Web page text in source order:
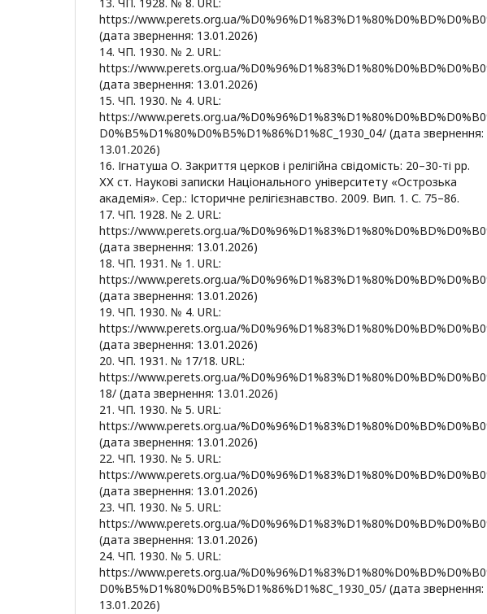
https://www.perets.org.ua/
(дата звернення: 13.01.2026)
14. ЧП. 1930. № 2. URL:
https://www.perets.org.ua/
(дата звернення: 13.01.2026)
15. ЧП. 1930. № 4. URL:
https://www.perets.org.ua/
D0%B5%D1%80%D0%B5%D1%86%D1%8C_1930_04/ (дата звернення:
13.01.2026)
16. Ігнатуша О. Закриття церков і релігійна свідомість: 20–30-ті рр.
ХХ ст. Наукові записки Національного університету «Острозька
академія». Сер.: Історичне релігієзнавство. 2009. Вип. 1. С. 75–86.
17. ЧП. 1928. № 2. URL:
https://www.perets.org.ua/
(дата звернення: 13.01.2026)
18. ЧП. 1931. № 1. URL:
https://www.perets.org.ua/
(дата звернення: 13.01.2026)
19. ЧП. 1930. № 4. URL:
https://www.perets.org.ua/
(дата звернення: 13.01.2026)
20. ЧП. 1931. № 17/18. URL:
https://www.perets.org.ua/
18/ (дата звернення: 13.01.2026)
21. ЧП. 1930. № 5. URL:
https://www.perets.org.ua/
(дата звернення: 13.01.2026)
22. ЧП. 1930. № 5. URL:
https://www.perets.org.ua/
(дата звернення: 13.01.2026)
23. ЧП. 1930. № 5. URL:
https://www.perets.org.ua/
(дата звернення: 13.01.2026)
24. ЧП. 1930. № 5. URL:
https://www.perets.org.ua/
D0%B5%D1%80%D0%B5%D1%86%D1%8C_1930_05/ (дата звернення:
13.01.2026)